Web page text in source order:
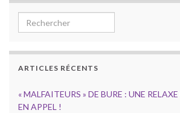
Search for:
ARTICLES RÉCENTS
« MALFAITEURS » DE BURE : UNE
EN APPEL !